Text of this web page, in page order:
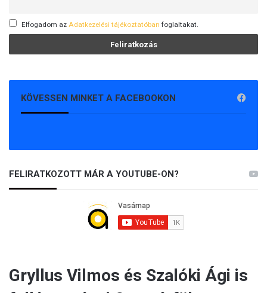
Elfogadom az Adatkezelési tájékoztatóban foglaltakat.
KÖVESSEN MINKET A FACEBOOKON
FELIRATKOZOTT MÁR A YOUTUBE-ON?